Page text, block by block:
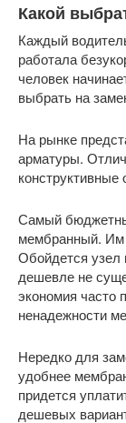
Какой
Каждый
работала
человек
выбрать на
На рынке
арматуры.
конструктивные
Самый
мембранный. Им
Обойдется узел
дешевле не
экономия часто
ненадежности
Нередко для
удобнее
придется
дешевых